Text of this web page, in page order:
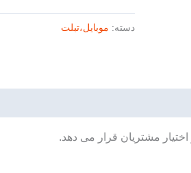
دسته: موبایل،تبلت
مشتریان قرار می دهد.